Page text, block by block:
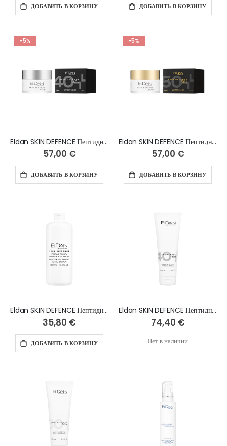
ДОБАВИТЬ В КОРЗИНУ ДОБАВИТЬ В КОРЗИНУ
-5%
Eldan SKIN DEFENCE Пептидный крем 40+, 50 мл
57,00 €
ДОБАВИТЬ В КОРЗИНУ
-5%
Eldan SKIN DEFENCE Пептидный крем 50+, 50 мл
57,00 €
ДОБАВИТЬ В КОРЗИНУ
Eldan SKIN DEFENCE Пептидный тоник, 500 мл
35,80 €
ДОБАВИТЬ В КОРЗИНУ
Eldan SKIN DEFENCE Пептидный крем 40+, 250 мл
74,40 €
Нет в наличии